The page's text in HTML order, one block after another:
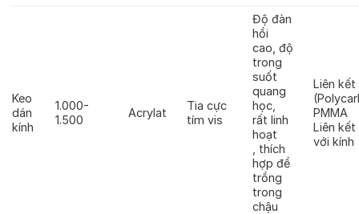
Keo
dán
kính
1.000-
1.500
Acrylat
Tia cực
tím vis
Độ đàn
hồi
cao, độ
trong
suốt
quang
học,
rất linh
hoạt
, thích
hợp để
trồng
trong
chậu
Liên kết
PMMA
Liên kết
với kính